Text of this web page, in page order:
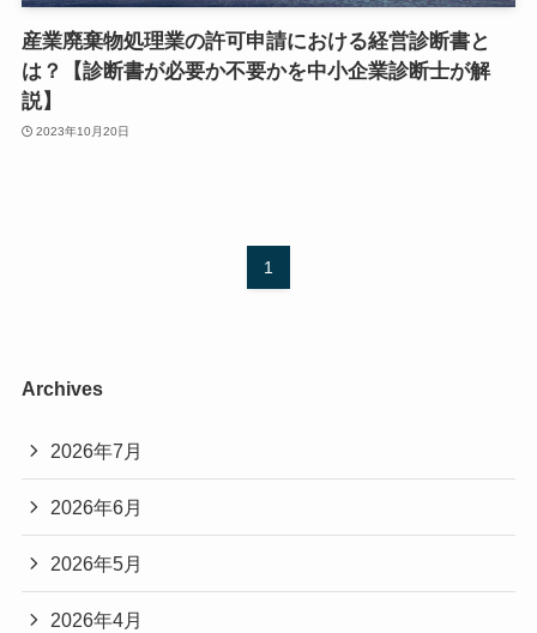
産業廃棄物処理業の許可申請における経営診断書と
は？【診断書が必要か不要かを中小企業診断士が解
説】
2023年10月20日
1
Archives
2026年7月
2026年6月
2026年5月
2026年4月